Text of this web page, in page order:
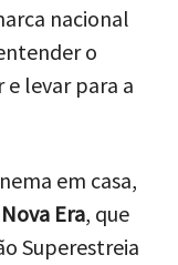
nacional
o
levar para a
em casa,
Era, que
Superestreia